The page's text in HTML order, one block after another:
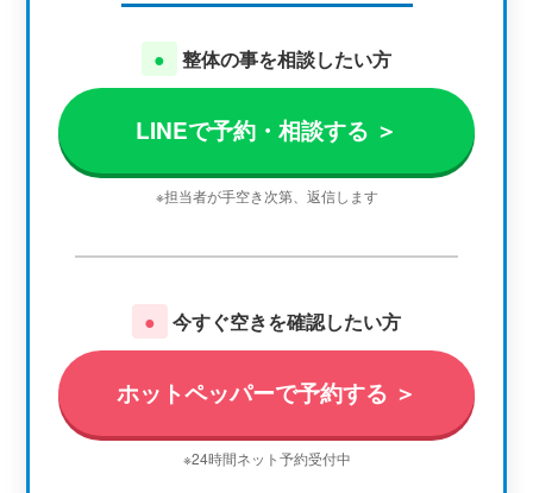
● 整体の事を相談したい方
LINEで予約・相談する ＞
※担当者が手空き次第、返信します
● 今すぐ空きを確認したい方
ホットペッパーで予約する ＞
※24時間ネット予約受付中